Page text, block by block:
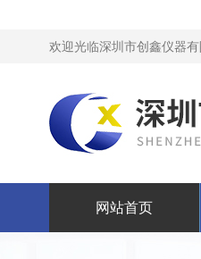
欢迎光临深圳市创鑫仪器有
网站首页